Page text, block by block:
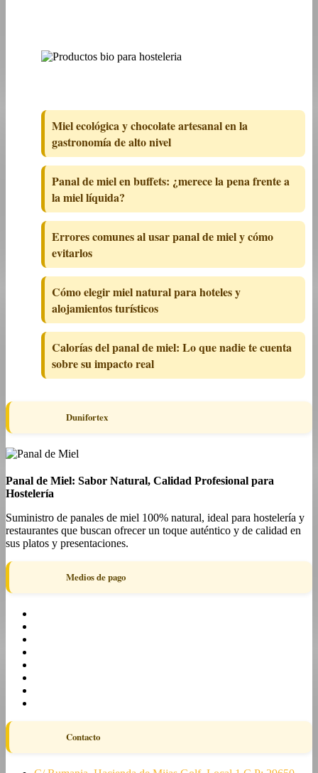
Miel ecológica y chocolate artesanal en la
gastronomía de alto nivel
Panal de miel en buffets: ¿merece la pena frente a
la miel líquida?
Errores comunes al usar panal de miel y cómo
evitarlos
Cómo elegir miel natural para hoteles y
alojamientos turísticos
Calorías del panal de miel: Lo que nadie te cuenta
sobre su impacto real
Dunifortex
Panal de Miel: Sabor Natural, Calidad Profesional para
Hostelería
Suministro de panales de miel 100% natural, ideal para hostelería y
restaurantes que buscan ofrecer un toque auténtico y de calidad en
sus platos y presentaciones.
Medios de pago
Contacto